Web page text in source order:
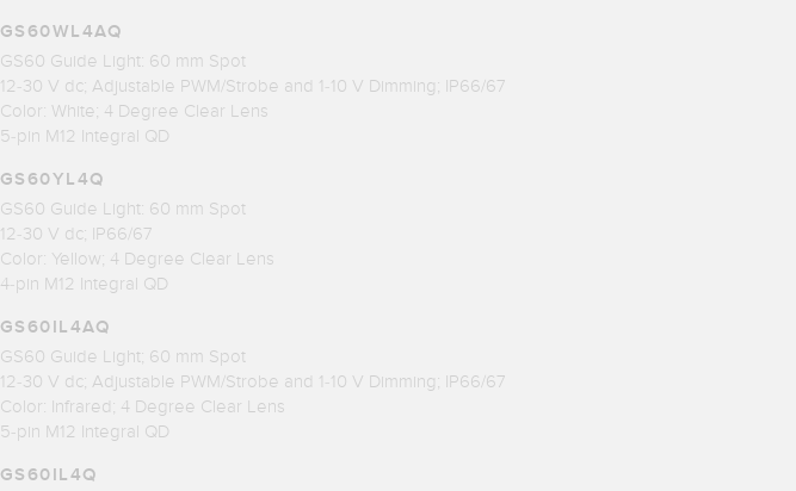
GS60WL4AQ
GS60 Guide Light: 60 mm Spot
12-30 V dc; Adjustable PWM/Strobe and 1-10 V Dimming; IP66/67
Color: White; 4 Degree Clear Lens
5-pin M12 Integral QD
GS60YL4Q
GS60 Guide Light: 60 mm Spot
12-30 V dc; IP66/67
Color: Yellow; 4 Degree Clear Lens
4-pin M12 Integral QD
GS60IL4AQ
GS60 Guide Light; 60 mm Spot
12-30 V dc; Adjustable PWM/Strobe and 1-10 V Dimming; IP66/67
Color: Infrared; 4 Degree Clear Lens
5-pin M12 Integral QD
GS60IL4Q